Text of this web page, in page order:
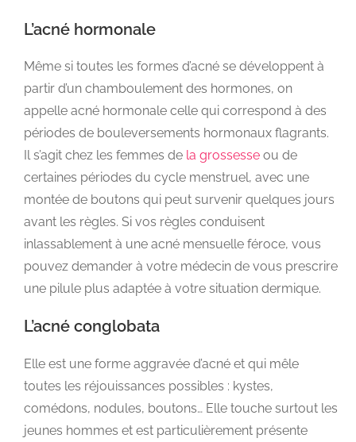
L’acné hormonale
Même si toutes les formes d’acné se développent à
partir d’un chamboulement des hormones, on
appelle acné hormonale celle qui correspond à des
périodes de bouleversements hormonaux flagrants.
Il s’agit chez les femmes de la grossesse ou de
certaines périodes du cycle menstruel, avec une
montée de boutons qui peut survenir quelques jours
avant les règles. Si vos règles conduisent
inlassablement à une acné mensuelle féroce, vous
pouvez demander à votre médecin de vous prescrire
une pilule plus adaptée à votre situation dermique.
L’acné conglobata
Elle est une forme aggravée d’acné et qui mêle
toutes les réjouissances possibles : kystes,
comédons, nodules, boutons… Elle touche surtout les
jeunes hommes et est particulièrement présente